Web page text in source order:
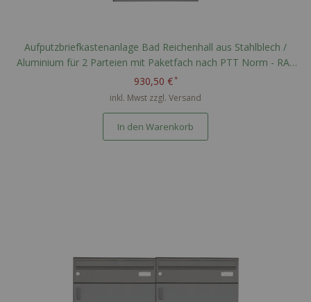
Aufputzbriefkastenanlage Bad Reichenhall aus Stahlblech /
Aluminium für 2 Parteien mit Paketfach nach PTT Norm - RAL
nach Wahl
930,50 €
inkl. Mwst zzgl. Versand
In den Warenkorb